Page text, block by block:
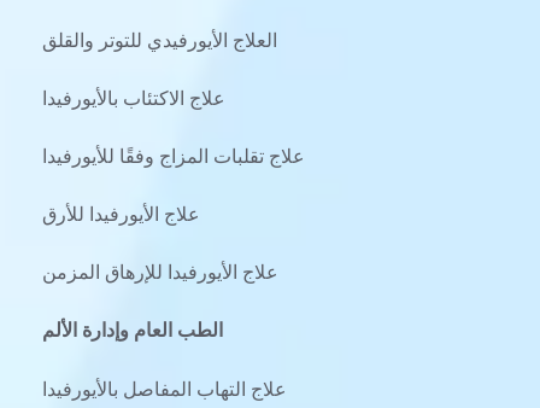
العلاج الأيورفيدي للتوتر والقلق
علاج الاكتئاب بالأيورفيدا
علاج تقلبات المزاج وفقًا للأيورفيدا
علاج الأيورفيدا للأرق
علاج الأيورفيدا للإرهاق المزمن
الطب العام وإدارة الألم
علاج التهاب المفاصل بالأيورفيدا